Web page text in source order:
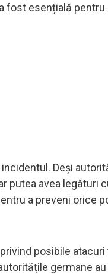
fost esențială
Deși
putea avea legături
a preveni orice
posibile
germane